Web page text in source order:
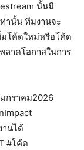
นั้นมี
านั้น ทีมงานจะ
มโค้ดใหม่หรือโค้ด
ลาดโอกาสในการ
กราคม2026
านได้
#โค้ด